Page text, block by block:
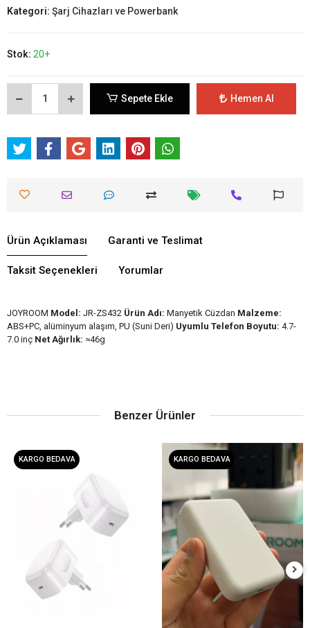
Kategori: Şarj Cihazları ve Powerbank
Stok: 20+
Sepete Ekle Hemen Al
Ürün Açıklaması Garanti ve Teslimat
Taksit Seçenekleri Yorumlar
JOYROOM Model: JR-ZS432 Ürün Adı: Manyetik Cüzdan Malzeme:
ABS+PC, alüminyum alaşım, PU (Suni Deri) Uyumlu Telefon Boyutu: 4.7-
7.0 inç Net Ağırlık: ≈46g
Benzer Ürünler
KARGO BEDAVA KARGO BEDAVA